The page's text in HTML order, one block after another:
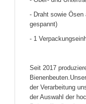
- Draht sowie Ösen
gespannt)
- 1
Seit 2017
der Verarbeitung
der Auswahl der